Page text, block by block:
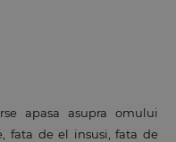
apasa asupra omului
fata de el insusi, fata de